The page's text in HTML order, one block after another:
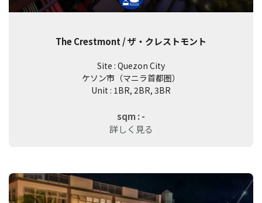
The Crestmont / ザ・クレストモント
Site : Quezon City
ケソン市（マニラ首都圏）
Unit : 1BR, 2BR, 3BR
sqm : -
詳しく見る